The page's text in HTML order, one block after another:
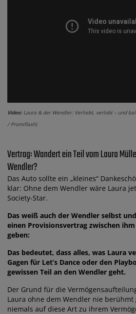
Video:Laura & der Wendler: Verliebt, verlobt – und
/ Promiflash)
Vertrag: Wandert ein Teil vom Laura
Wendler?
Das Auto sollte ein „kleines“
klar: Ohne dem Wendler wäre Laura
Society-Star.
Das weiß auch der Wendler selbst
einen Provisionsvertrag zwischen
geben:
Das bedeutet, dass alles, was Laura
Gagen für Let’s Dance oder den
gewissen Teil an den Wendler geht.
Der Grund für die
Laura ohne dem Wendler nie
niemals auf diese Art zu ihrem